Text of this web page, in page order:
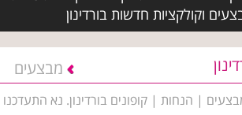
וקולקציות חדשות בורדינון
מבצעים
| הנחות | קופונים בורדינון. נא התעדכנו